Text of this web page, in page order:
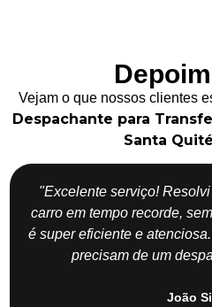
Vejam o que nossos clientes
Despachante para
Santa
"Excelente serviço!
carro em tempo recorde,
é super eficiente e
precisam de um
João